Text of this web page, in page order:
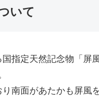
いて
指定天然記念物「屏
南面があたかも屏風